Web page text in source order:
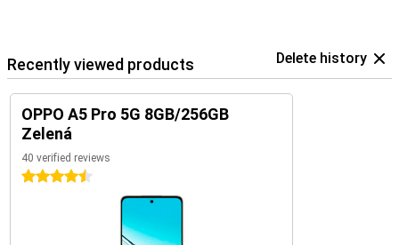
Recently viewed products Delete history
OPPO A5 Pro 5G 8GB/256GB
Zelená
40 verified reviews
4.5 stars